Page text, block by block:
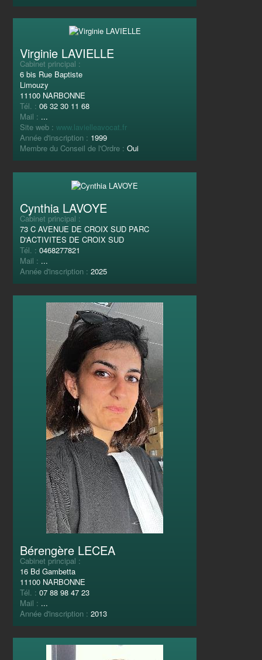
Virginie LAVIELLE
Cabinet principal :
6 bis Rue Baptiste
Limouzy
11100 NARBONNE
Tél. :06 32 30 11 68
Mail : ...
Site web :www.lavielleavocat.fr
Année d'inscription : 1999
Membre du Conseil de l'Ordre :Oui
Cynthia LAVOYE
Cabinet principal :
73 C AVENUE DE CROIX SUD PARC
D'ACTIVITES DE CROIX SUD
Tél. :0468277821
Mail : ...
Année d'inscription :2025
Bérengère LECEA
Cabinet principal :
16 Bd Gambetta
11100 NARBONNE
Tél. :07 88 98 47 23
Mail : ...
Année d'inscription :2013